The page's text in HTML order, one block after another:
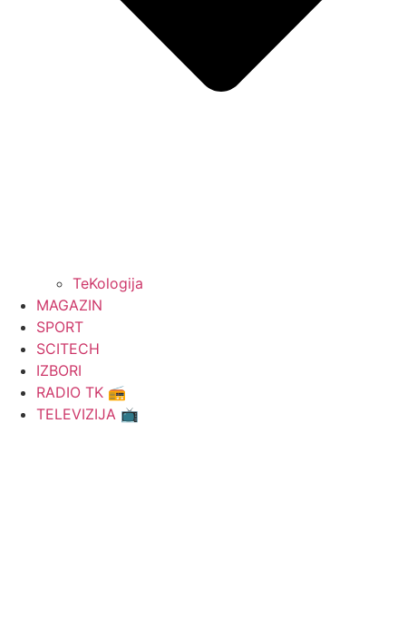
TeKologija
MAGAZIN
SPORT
SCITECH
IZBORI
RADIO TK 📻
TELEVIZIJA 📺